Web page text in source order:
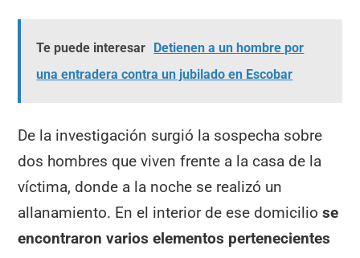
Te puede interesar
Detienen a un hombre por
una entradera contra un jubilado en Escobar
De la investigación surgió la sospecha sobre
dos hombres que viven frente a la casa de la
víctima, donde a la noche se realizó un
allanamiento. En el interior de ese domiciliose
encontraron varios elementos pertenecientes